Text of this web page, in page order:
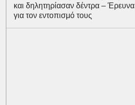
και δηλητηρίασαν δέντρα – Έρευνα
για τον εντοπισμό τους